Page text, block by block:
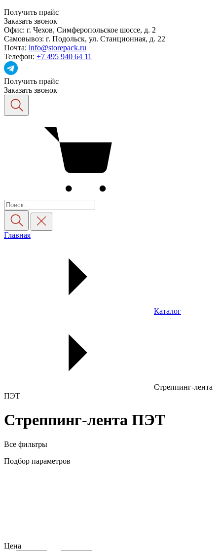
Получить прайс
Заказать звонок
Офис: г. Чехов, Симферопольское шоссе, д. 2
Самовывоз: г. Подольск, ул. Станционная, д. 22
Почта: info@storepack.ru
Телефон: +7 495 940 64 11
Получить прайс
Заказать звонок
Главная
Каталог
Стреппинг-лента
ПЭТ
Стреппинг-лента ПЭТ
Все фильтры
Подбор параметров
Цена